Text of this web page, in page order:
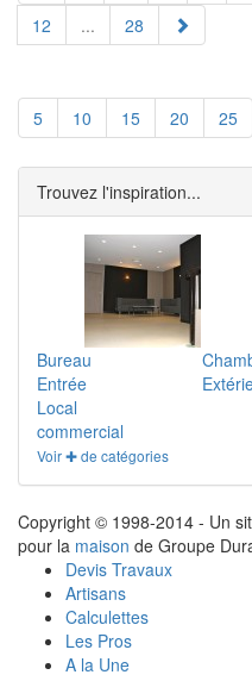
12
... 28
5 10 15 20 25
Trouvez l'inspiration...
Bureau
Entrée
Local
commercial
Voir ✚ de catégories
Copyright © 1998-2014 - Un
pour la maison de Groupe
Devis Travaux
Artisans
Calculettes
Les Pros
A la Une